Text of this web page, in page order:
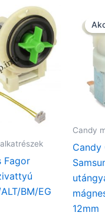
Fagor
BM/EG
Candy
Candy
12mm